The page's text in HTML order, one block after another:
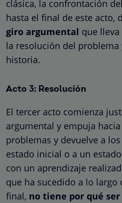
clásica, la confrontación
hasta el final de este acto,
giro argumental que
la resolución del problema
historia.
Acto 3: Resolución
El tercer acto comienza
argumental y empuja
problemas y devuelve a
estado inicial o a un
con un aprendizaje
que ha sucedido a lo largo
final, no tiene por qué